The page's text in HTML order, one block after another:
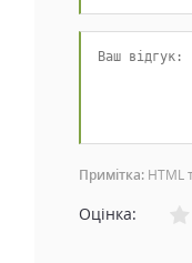
Примітка: HTML
Оцінка: